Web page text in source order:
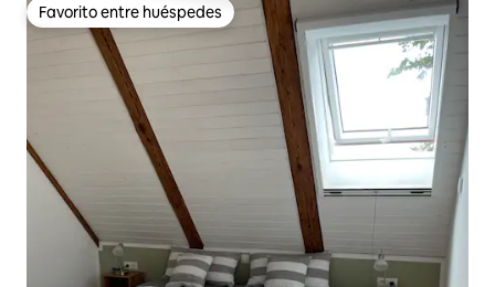
Favorito entre huéspedes
Favorito entre huéspedes